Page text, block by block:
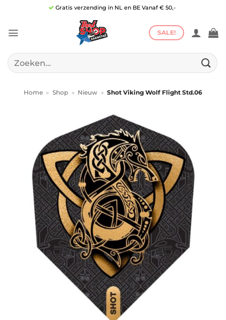
inhoud
Gratis verzending in NL en BE Vanaf € 50,-
SALE!
Zoeken
naar:
Home » Shop » Nieuw » Shot Viking Wolf Flight Std.06